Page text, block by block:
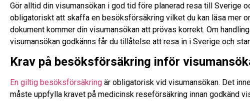
Gör alltid din visumansökan i god tid före planerad resa till Sverige
obligatoriskt att skaffa en besöksförsäkring vilket du kan läsa mer
dokument kommer din visumansökan att prövas korrekt. Om
visumansökan godkänns får du tillåtelse att resa in i Sverige och
Krav på besöksförsäkring inför
En giltig besöksförsäkring är obligatorisk vid visumansökan. Det
måste uppfylla kravet på medicinsk reseförsäkring innan godkänd